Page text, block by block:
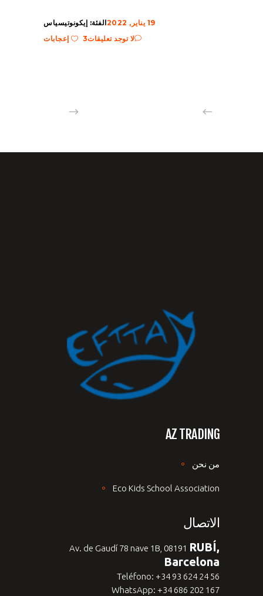
19 يناير, 2022 الفئة: إيكونوتيسياس
لا توجد تعليقات3 إعجابات
AZ TRADING
من نحن
Eco Kids School Association
الاتصال
Av. de Gaudí 78 nave 1B, 08191 RUBÍ,
Barcelona
Teléfono: +34 93 624 24 56
WhatsApp: +34 686 202 167